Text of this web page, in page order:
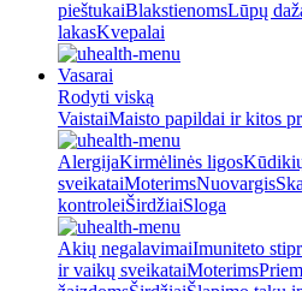
pieštukaiBlakstienomsLūpų
lakasKvepalai
Vasarai
Rodyti viską
VaistaiMaisto papildai ir kitos
AlergijaKirmėlinės ligos
sveikataiMoterimsNuovargis
kontroleiŠirdžiaiSloga
Akių negalavimaiImuniteto
ir vaikų sveikataiMoterims